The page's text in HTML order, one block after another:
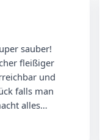
sauber!
fleißiger
und
falls man
alles